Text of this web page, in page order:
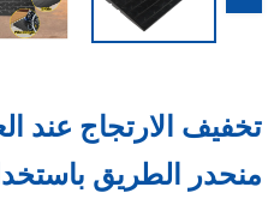
تخفيف الارتجاج عند
منحدر الطريق